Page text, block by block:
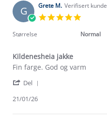
on
1
Jun
G Grete M. Verifisert kunde
rating
Størrelse Normal
Kildenesheia jakke
Review
Grete
on
Jan
review
Kildenesheia
Fin farge. God og varm
Del
Grete
21/01/26
Verdigrunnlag